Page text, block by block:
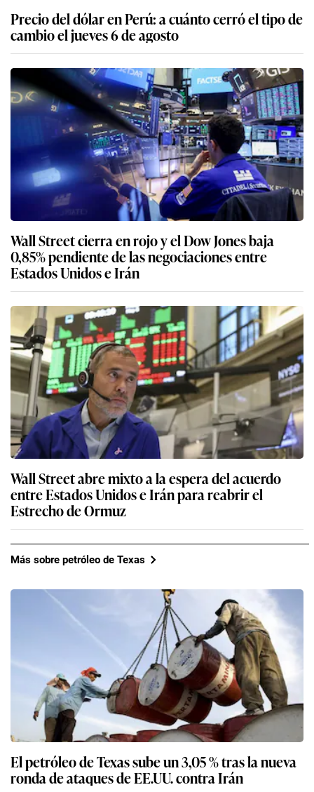
Precio del dólar en Perú: a cuánto cerró el tipo de
cambio el jueves 6 de agosto
Wall Street cierra en rojo y el Dow Jones baja
0,85% pendiente de las negociaciones entre
Estados Unidos e Irán
Wall Street abre mixto a la espera del acuerdo
entre Estados Unidos e Irán para reabrir el
Estrecho de Ormuz
Más sobre petróleo de Texas
El petróleo de Texas sube un 3,05 % tras la nueva
ronda de ataques de EE.UU. contra Irán